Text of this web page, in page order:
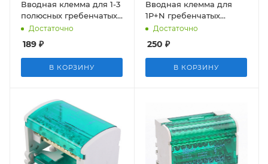
Вводная клемма для 1-3
полюсных гребенчатых
шинок, 4 шт.
Достаточно
189 ₽
В КОРЗИНУ
Вводная клемма для
1P+N гребенчатых
шинок 25мм, 4 шт.
Достаточно
250 ₽
В КОРЗИНУ